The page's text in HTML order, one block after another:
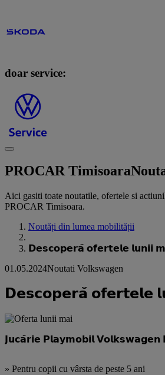
doar service:
PROCAR Timisoara
Aici gasiti toate noutatile, ofertele si
PROCAR Timisoara.
Noutăți din lumea mobilității
𝗗𝗲𝘀𝗰𝗼𝗽𝗲𝗿𝗮̆ 𝗼𝗳𝗲𝗿𝘁𝗲𝗹𝗲 𝗹𝘂𝗻𝗶𝗶
01.05.2024Noutati Volkswagen
𝗗𝗲𝘀𝗰𝗼𝗽𝗲𝗿𝗮̆ 𝗼𝗳𝗲𝗿𝘁𝗲𝗹𝗲
𝗝𝘂𝗰𝗮̆𝗿𝗶𝗲 𝗣𝗹𝗮𝘆𝗺𝗼𝗯𝗶𝗹 𝗩𝗼𝗹𝗸𝘀𝘄𝗮𝗴𝗲𝗻
» Pentru copii cu vârsta de peste 5 ani